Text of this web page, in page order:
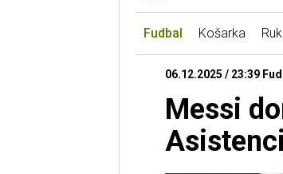
Fudbal Košarka
06.12.2025 / 23:39
Messi